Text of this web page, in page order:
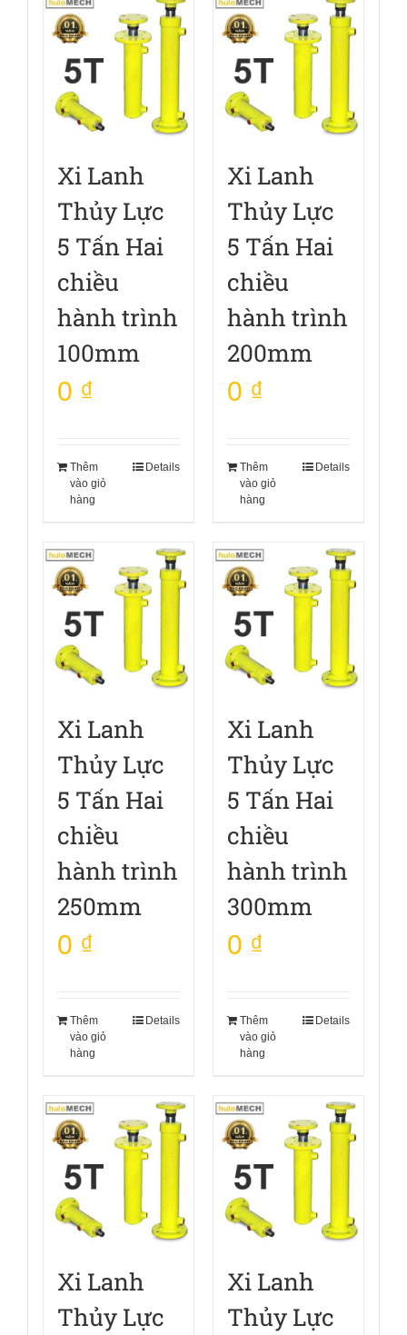
Xi Lanh
Thủy Lực
5 Tấn Hai
chiều
hành trình
100mm
0 ₫
Thêm
vào giỏ
hàng
Details
Xi Lanh
Thủy Lực
5 Tấn Hai
chiều
hành trình
200mm
0 ₫
Thêm
vào giỏ
hàng
Details
Xi Lanh
Thủy Lực
5 Tấn Hai
chiều
hành trình
250mm
0 ₫
Thêm
vào giỏ
hàng
Details
Xi Lanh
Thủy Lực
5 Tấn Hai
chiều
hành trình
300mm
0 ₫
Thêm
vào giỏ
hàng
Details
Xi Lanh
Thủy Lực
Xi Lanh
Thủy Lực